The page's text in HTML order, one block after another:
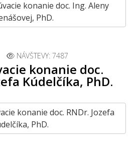
konanie doc. Ing. Aleny
PhD.
NÁVŠTEVY: 7487
konanie doc.
Kúdelčíka, PhD.
konanie doc. RNDr. Jozefa
PhD.